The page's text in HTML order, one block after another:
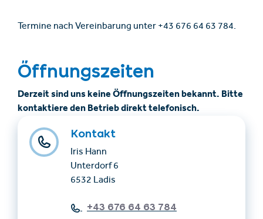
Termine nach Vereinbarung unter +43 676 64 63 784.
Öffnungszeiten
Derzeit sind uns keine Öffnungszeiten bekannt. Bitte
kontaktiere den Betrieb direkt telefonisch.
Kontakt
Iris Hann
Unterdorf 6
6532 Ladis
+43 676 64 63 784